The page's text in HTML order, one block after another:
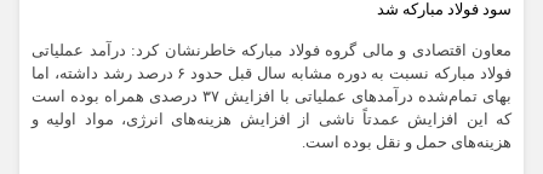
سود فولاد مبارکه شد
معاون اقتصادی و مالی گروه فولاد مبارکه خاطرنشان کرد: درآمد عملیاتی
فولاد مبارکه نسبت به دوره مشابه سال قبل حدود ۶ درصد رشد داشته، اما
بهای تمام‌شده درآمد‌های عملیاتی با افزایش ۳۷ درصدی همراه بوده است
که این افزایش عمدتاً ناشی از افزایش هزینه‌های انرژی، مواد اولیه و
هزینه‌های حمل و نقل بوده است.